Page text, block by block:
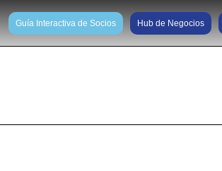
Guía Interactiva de Socios Hub de Negocios